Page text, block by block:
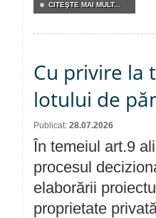
CITEŞTE MAI MULT...
Cu privire la
lotului de
Publicat: 28.07.2026
În temeiul art.9
procesul
elaborării
proprietate